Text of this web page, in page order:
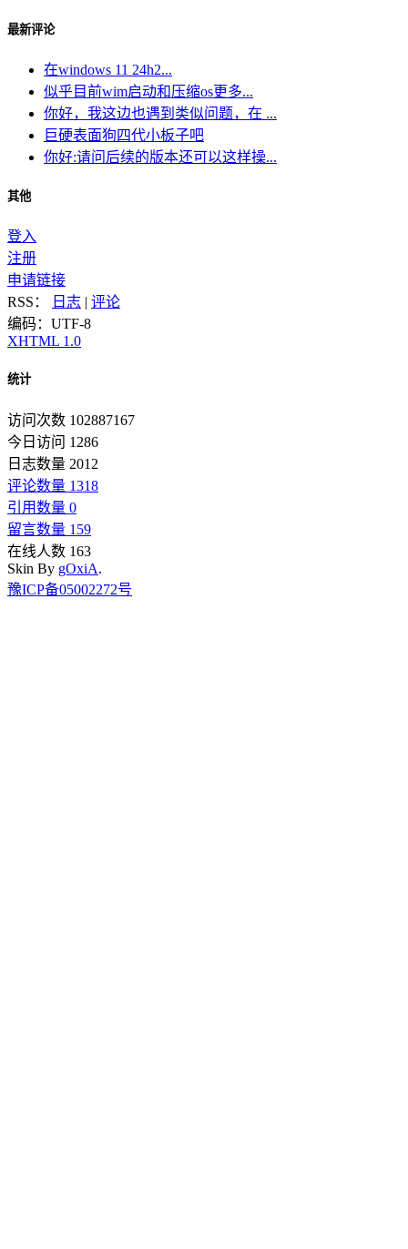
最新评论
在windows 11 24h2...
似乎目前wim启动和压缩os更多...
你好，我这边也遇到类似问题，在 ...
巨硬表面狗四代小板子吧
你好:请问后续的版本还可以这样操...
其他
登入
注册
申请链接
RSS：
日志 | 评论
编码：UTF-8
XHTML 1.0
统计
访问次数 102887167
今日访问 1286
日志数量 2012
评论数量 1318
引用数量 0
留言数量 159
在线人数 163
Skin By gOxiA.
豫ICP备05002272号